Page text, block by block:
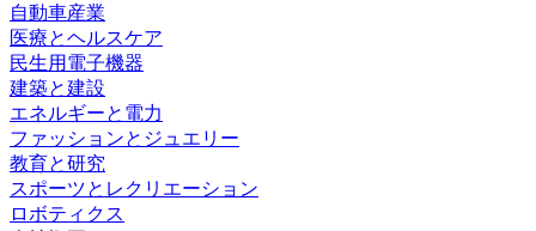
自動車産業
医療とヘルスケア
民生用電子機器
建築と建設
エネルギーと電力
ファッションとジュエリー
教育と研究
スポーツとレクリエーション
ロボティクス